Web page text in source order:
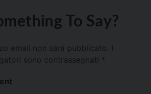
To Say?
email non sarà pubblicato.
sono contrassegnati *